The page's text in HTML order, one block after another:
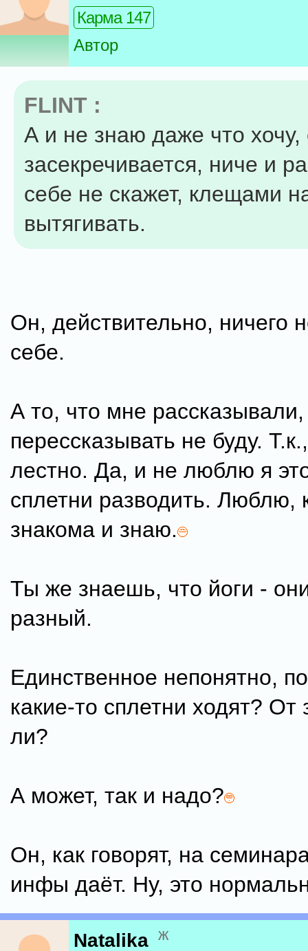
Карма 147
Автор
FLINT :
А и не знаю даже что
засекречивается, ниче и
себе не скажет, клещами
вытягивать.
Он, действительно, ничего
себе.
А то, что мне рассказывали,
перессказывать не буду.
лестно. Да, и не люблю я
сплетни разводить. Люблю,
знакома и знаю.
Ты же знаешь, что йоги -
разный.
Единственное непонятно,
какие-то сплетни ходят? От
ли?
А может, так и надо?
Он, как говорят, на
инфы даёт. Ну, это
Natalika ж